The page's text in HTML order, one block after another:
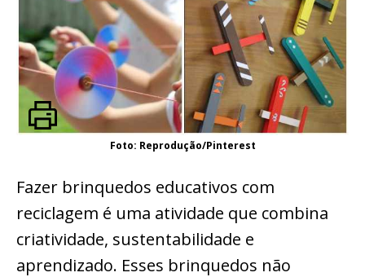
Foto: Reprodução/Pinterest
Fazer brinquedos educativos com
reciclagem é uma atividade que combina
criatividade, sustentabilidade e
aprendizado. Esses brinquedos não